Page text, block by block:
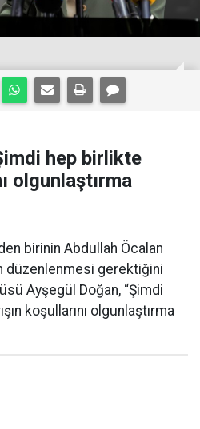
hep birlikte
olgunlaştırma
birinin Abdullah Öcalan
düzenlenmesi gerektiğini
Ayşegül Doğan, “Şimdi
koşullarını olgunlaştırma